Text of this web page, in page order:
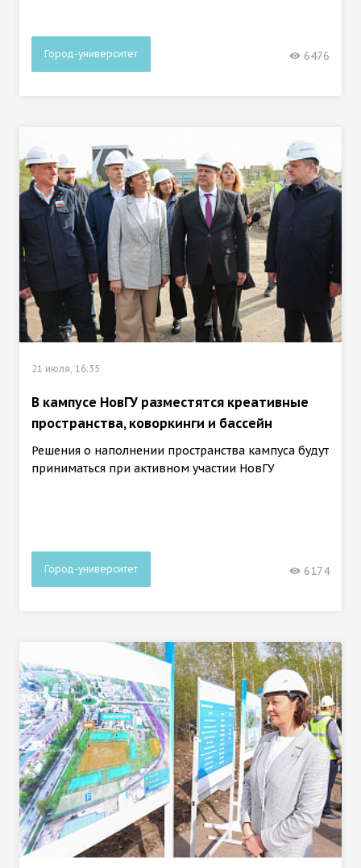
Город-университет 6476
21 июля, 16:35
В кампусе НовГУ разместятся креативные
пространства, коворкинги и бассейн
Решения о наполнении пространства кампуса будут
приниматься при активном участии НовГУ
Город-университет 6174